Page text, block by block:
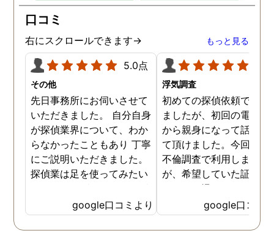
口コミ
右にスクロールできます→ もっと見る
5.0点
その他
先日事務所にお伺いさせて
いただきました。 自分自身
が探偵業界について、わか
らなかったこともあり 丁寧
にご説明いただきました。
探偵業は足を使ってみたい
SNSなどの知識も豊富で、
色んな視点から対応されて
います。 他の口コミにもあ
google口コミより
浮気調査
初めての探偵依頼で緊張
ましたが、初回の電話相
から親身になって話を聞
て頂けました。今回、夫
不倫調査で利用しました
が、希望していた証拠を
っかりと撮ってもらうこ
が出来ました。調査中も
動きがある度に細かく報
してくださり、安心しま
google口コミ